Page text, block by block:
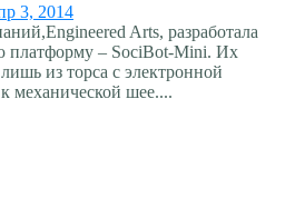
3, 2014
Arts, разработала
платформу – SociBot-Mini. Их
из торса с электронной
механической шее....